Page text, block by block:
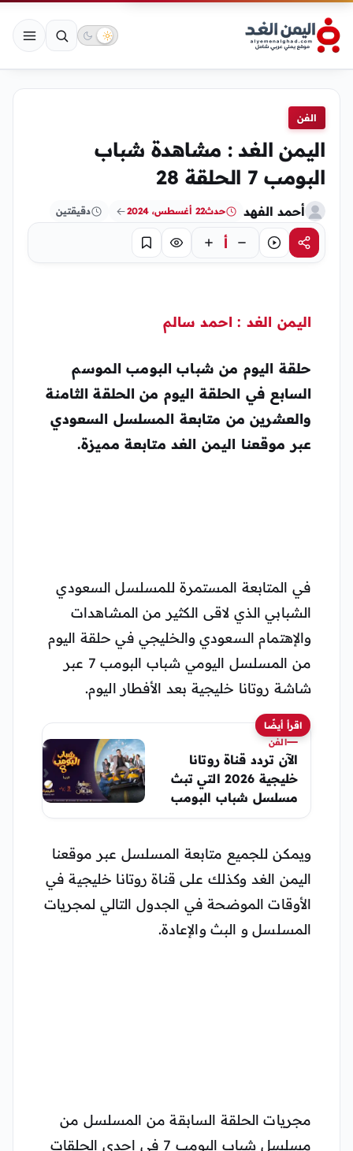
الفن
اليمن الغد : مشاهدة شباب
البومب 7 الحلقة 28
أحمد الفهد حدث22 أغسطس، 2024 دقيقتين
مشاركةاستماع أ تركيز حفظ
اليمن الغد : احمد سالم
حلقة اليوم من شباب البومب الموسم
السابع في الحلقة اليوم من الحلقة الثامنة
والعشرين من متابعة المسلسل السعودي
عبر موقعنا اليمن الغد متابعة مميزة.
في المتابعة المستمرة للمسلسل السعودي
الشبابي الذي لاقى الكثير من المشاهدات
والإهتمام السعودي والخليجي في حلقة اليوم
من المسلسل اليومي شباب البومب 7 عبر
شاشة روتانا خليجية بعد الأفطار اليوم.
اقرأ أيضًا
الفن
الآن تردد قناة روتانا
خليجية 2026 التي تبث
مسلسل شباب البومب
14
ويمكن للجميع متابعة المسلسل عبر موقعنا
اليمن الغد وكذلك على قناة روتانا خليجية في
الأوقات الموضحة في الجدول التالي لمجريات
المسلسل و البث والإعادة.
مجريات الحلقة السابقة من المسلسل من
مسلسل شباب البومب 7 في إحدى الحلقات